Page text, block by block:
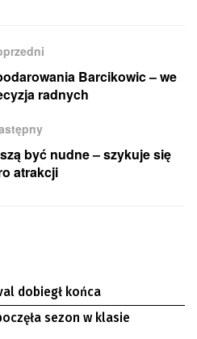
Barcikowic – we
radnych
być nudne – szykuje się
atrakcji
dobiegł końca
sezon w klasie